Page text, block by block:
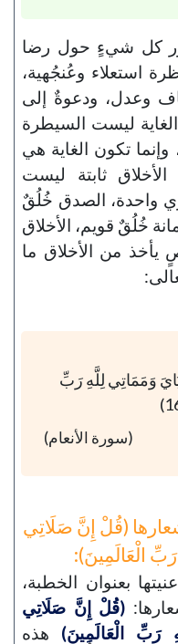
كل شيءٍ حول رضا
استعلاء وعُنجُهية،
وعدل، ودعوةٌ إلى
الغاية ليست السيطرة
وإنما تكون الغاية هي
ثابتة ليست
واحدة، الصدق خُلُقٌ
خُلُقٌ قويم، الأخلاق
من الأخلاق ما
وَمَمَاتِي لِلَّهِ رَبِّ
(سورة الأنعام)
(قُلْ إِنَّ صَلَاتِي
الْعَالَمِينَ):
بعنوان الخطبة،
(قُلْ إِنَّ صَلَاتِي
رَبِّ الْعَالَمِينَ) هذه